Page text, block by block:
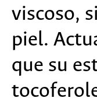
viscoso,
piel.
que su